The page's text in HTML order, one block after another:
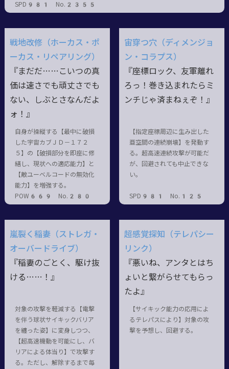
SPD981 No.2355
戦地改修（ホーカス・ポ
ーカス・リペアリング）
『まだだ……こいつの真
価は速さでも頑丈さでも
ない、しぶとさなんだよ
ォ！』
自身が操縦する【最中に破損
した宇宙カブＪＤ－１７２
５】の【破損部分を即座に修
繕し、現状への適応能力】と
【敵ユーベルコードの無効化
能力】を増強する。
POW669 No.280
宙穿つ穴（ディメンジョ
ン・コラプス）
『座標ロック、友軍離れ
ろっ！巻き込まれたらミ
ンチじゃ済まねぇぞ！』
【指定座標周辺に生み出した
亜空間の連続崩壊】を発動す
る。超高速連続攻撃が可能だ
が、回避されても中止できな
い。
SPD981 No.125
嵐裂く稲妻（ストレガ・
オーバードライブ）
『稲妻のごとく、駆け抜
ける……！』
対象の攻撃を軽減する【電撃
を伴う球状サイキックバリア
を纏った姿】に変身しつつ、
【超高速機動を可能にし、バ
リアによる体当り】で攻撃す
る。ただし、解除するまで毎
超感覚探知（テレパシー
リンク）
『悪いね、アンタとはち
ょいと繋がらせてもらっ
たよ』
【サイキック能力の応用によ
るテレパスにより】対象の攻
撃を予想し、回避する。